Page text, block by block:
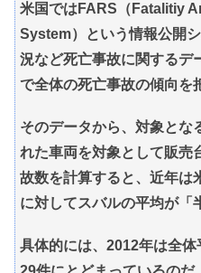
米国ではFARS（Fatalitiy
System）という情報公開
況など死亡事故に関するデ
で全体の死亡事故の傾向を
そのデータから、対象とな
れた車両を対象として販売
故数を計算すると、近年は
に対してスバルの平均が「
具体的には、2012年は全